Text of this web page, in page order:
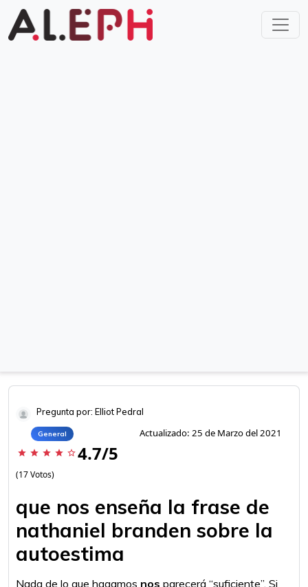
Pregunta por: Elliot Pedral
General Actualizado: 25 de Marzo del 2021
star star star star star_border 4.7/5
(17 Votos)
que nos enseña la frase de
nathaniel branden sobre la
autoestima
Nada de lo que hagamos nos parecerá “suficiente”. Si